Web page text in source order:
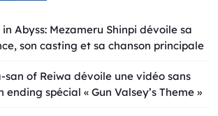
Abyss: Mezameru Shinpi dévoile sa
son casting et sa chanson principale
san of Reiwa dévoile une vidéo sans
ending spécial « Gun Valsey’s Theme »